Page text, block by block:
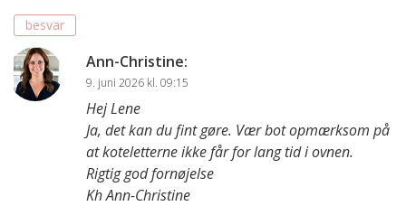
besvar
Ann-Christine:
9. juni 2026 kl. 09:15
Hej Lene
Ja, det kan du fint gøre. Vær bot opmærksom på
at koteletterne ikke får for lang tid i ovnen.
Rigtig god fornøjelse
Kh Ann-Christine